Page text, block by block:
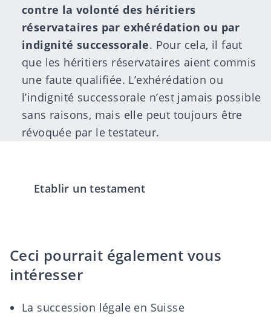
contre la volonté des héritiers
réservataires par exhérédation ou par
indignité successorale. Pour cela, il faut
que les héritiers réservataires aient commis
une faute qualifiée. L’exhérédation ou
l’indignité successorale n’est jamais possible
sans raisons, mais elle peut toujours être
révoquée par le testateur.
Etablir un testament
Ceci pourrait également vous
intéresser
La succession légale en Suisse